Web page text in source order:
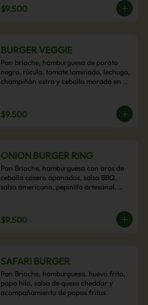
$9.500
BURGER VEGGIE
Pan brioche, hamburguesa de poroto
negro, rúcula, tomate laminado, lechuga,
champiñón ostra y cebolla morada en
$9.500
ONION BURGER RING
Pan Brioche, hamburguesa con aros de
cebolla casero apanados, salsa BBQ,
salsa americana, pepinillo artesanal,
papas fritas.
$9.500
SAFARI BURGER
Pan Brioche, hamburguesa, huevo frito,
papa hilo, salsa de queso cheddar y
acompañamiento de papas fritas.